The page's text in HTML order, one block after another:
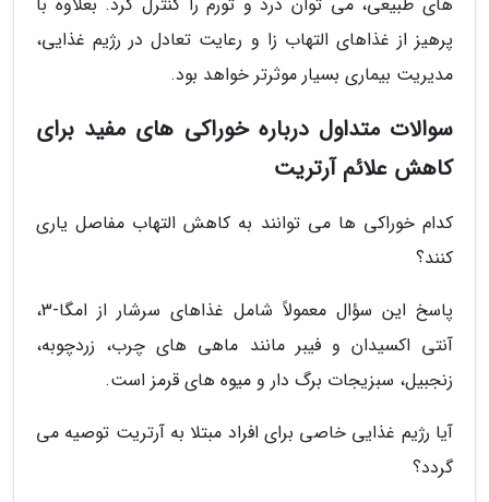
پرهیز از غذاهای التهاب زا و رعایت تعادل در رژیم غذایی،
مدیریت بیماری بسیار موثرتر خواهد بود.
سوالات متداول درباره خوراکی های مفید برای
کاهش علائم آرتریت
کدام خوراکی ها می توانند به کاهش التهاب مفاصل یاری
کنند؟
پاسخ این سؤال معمولاً شامل غذاهای سرشار از امگا-3،
آنتی اکسیدان و فیبر مانند ماهی های چرب، زردچوبه،
زنجبیل، سبزیجات برگ دار و میوه های قرمز است.
آیا رژیم غذایی خاصی برای افراد مبتلا به آرتریت توصیه می
گردد؟